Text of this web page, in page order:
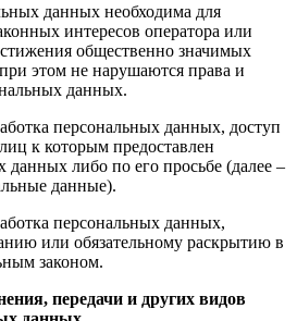
данных необходима для
интересов оператора или
общественно значимых
этом не нарушаются права и
данных.
персональных данных, доступ
к которым предоставлен
данных либо по его просьбе (далее –
данные).
персональных данных,
или обязательному раскрытию в
законом.
передачи и других видов